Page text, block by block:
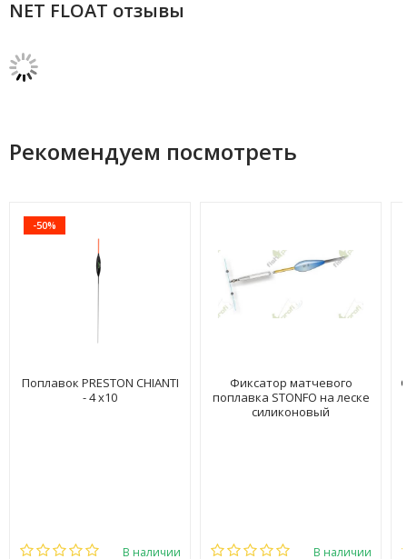
NET FLOAT отзывы
Рекомендуем посмотреть
-50%
Поплавок PRESTON CHIANTI
- 4 x10
В наличии
Фиксатор матчевого
поплавка STONFO на леске
силиконовый
В наличии